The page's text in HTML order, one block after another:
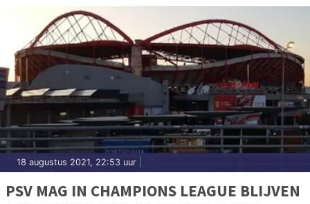
18 augustus 2021, 22:53 uur
PSV MAG IN CHAMPIONS LEAGUE BLIJVEN